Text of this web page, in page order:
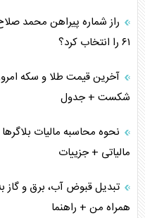
راز شماره پیراهن محمد
۶۱ را انتخاب کرد؟
شکست + جدول
نحوه محاسبه مالیات
مالیاتی + جزییات
تبدیل قبوض آب، برق و گاز
همراه من + راهنما